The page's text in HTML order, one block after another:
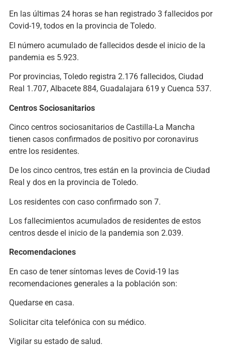
En las últimas 24 horas se han registrado 3 fallecidos por
Covid-19, todos en la provincia de Toledo.
El número acumulado de fallecidos desde el inicio de la
pandemia es 5.923.
Por provincias, Toledo registra 2.176 fallecidos, Ciudad
Real 1.707, Albacete 884, Guadalajara 619 y Cuenca 537.
Centros Sociosanitarios
Cinco centros sociosanitarios de Castilla-La Mancha
tienen casos confirmados de positivo por coronavirus
entre los residentes.
De los cinco centros, tres están en la provincia de Ciudad
Real y dos en la provincia de Toledo.
Los residentes con caso confirmado son 7.
Los fallecimientos acumulados de residentes de estos
centros desde el inicio de la pandemia son 2.039.
Recomendaciones
En caso de tener síntomas leves de Covid-19 las
recomendaciones generales a la población son:
Quedarse en casa.
Solicitar cita telefónica con su médico.
Vigilar su estado de salud.